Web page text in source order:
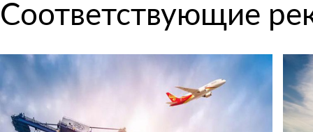
Соответствующие